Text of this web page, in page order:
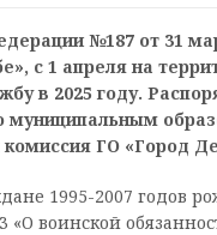
№187 от 31
с 1 апреля на
в 2025 году.
ГО «Город
1995-2007 годов
«О воинской